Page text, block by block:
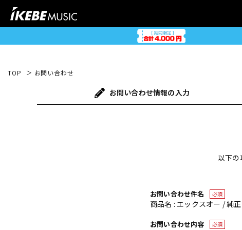
TOP お問い合わせ
お問い合わせ情報の入力
以下の
お問い合わせ件名 必須
商品名 : エックスオー / 純
お問い合わせ内容 必須